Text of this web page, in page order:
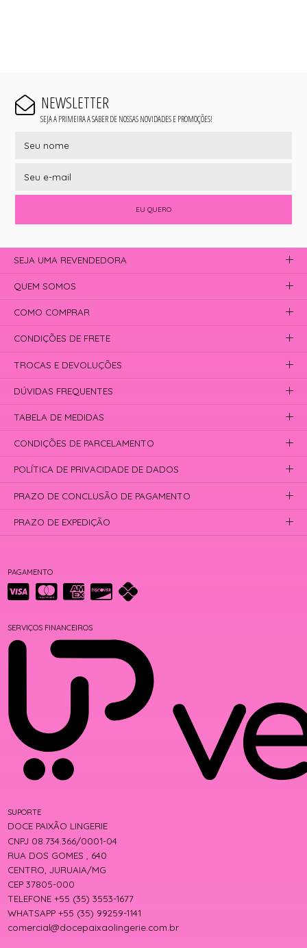
NEWSLETTER
SEJA A PRIMEIRA A SABER DE NOSSAS NOVIDADES E PROMOÇÕES!
EU QUERO
PAGAMENTO
SERVIÇOS FINANCEIROS
SUPORTE
DOCE PAIXÃO LINGERIE
CNPJ 08.734.366/0001-04
RUA DOS GOMES , 640
CENTRO, JURUAIA/MG
CEP 37805-000
TELEFONE +55 (35) 3553-1677
WHATSAPP +55 (35) 99259-1141
comercial@docepaixaolingerie.com.br
SEJA UMA REVENDEDORA
QUEM SOMOS
COMO COMPRAR
CONDIÇÕES DE FRETE
TROCAS E DEVOLUÇÕES
DÚVIDAS FREQUENTES
TABELA DE MEDIDAS
CONDIÇÕES DE PARCELAMENTO
POLÍTICA DE PRIVACIDADE DE DADOS
PRAZO DE CONCLUSÃO DE PAGAMENTO
PRAZO DE EXPEDIÇÃO